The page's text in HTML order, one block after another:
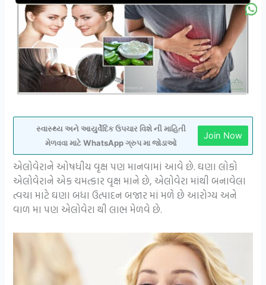
સ્વાસ્થ્ય અને આયુર્વેદિક ઉપચાર વિશે ની માહિતી
મેળવવા માટે WhatsApp ગ્રુપ મા જોડાઓ
Join Now
એલોવેરાને ઓષધીય વૃક્ષ પણ માનવામાં આવે છે. ઘણા લોકો
એલોવેરાને એક ચમત્કાર વૃક્ષ માને છે, એલોવેરા માંથી બનાવેલા
ત્વચા માટે ઘણા બધા ઉત્પાદન બજાર માં મળે છે આરોગ્ય અને
વાળ મા પણ એલોવેરા થી લાભ મેળવે છે.